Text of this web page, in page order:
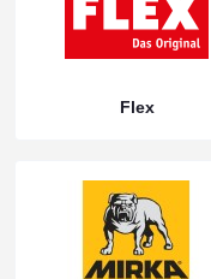
Flex